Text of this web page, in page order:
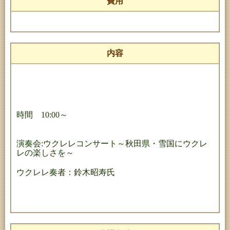
内容
時間 10:00～
演奏会:ウクレレコンサート～秋田県・雪国にウクレ
レの楽しさを～
ウクレレ奏者：鈴木昭寿氏